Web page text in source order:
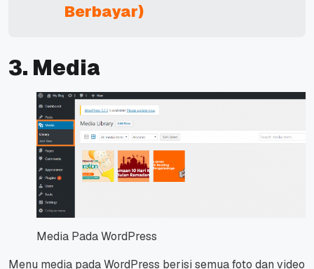
Berbayar)
3. Media
Media Pada WordPress
Menu media pada WordPress berisi semua foto dan video